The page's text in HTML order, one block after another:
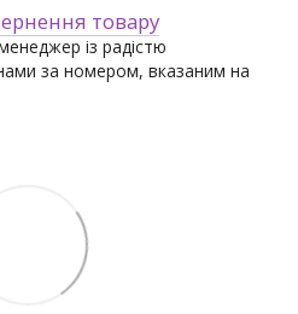
товару
із радістю
за номером, вказаним на